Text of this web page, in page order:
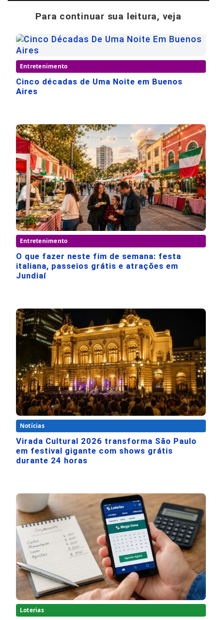
Para continuar sua leitura, veja
Entretenimento
Cinco décadas de Uma Noite em Buenos
Aires
Entretenimento
O que fazer neste fim de semana: festa
italiana, passeios grátis e atrações em
Jundiaí
Notícias
Virada Cultural 2026 transforma São Paulo
em festival gigante com shows grátis
durante 24 horas
Loterias